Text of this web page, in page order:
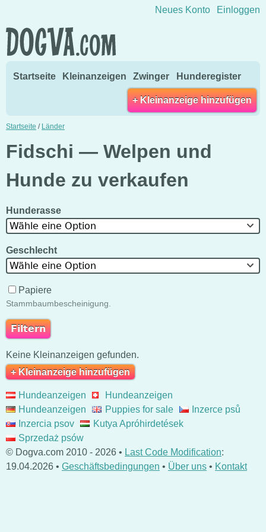
Direkt zum Inhalt wechseln
Neues Konto Einloggen
Startseite Kleinanzeigen Zwinger Hunderegister
+ Kleinanzeige hinzufügen
Startseite / Länder
Fidschi — Welpen und
Hunde zu verkaufen
Hunderasse
Wähle eine Option
Geschlecht
Wähle eine Option
Papiere
Stammbaumbescheinigung.
Keine Kleinanzeigen gefunden.
+ Kleinanzeige hinzufügen
Hundeanzeigen
Hundeanzeigen
Hundeanzeigen
Puppies for sale
Inzerce psů
Inzercia psov
Kutya Apróhirdetések
Sprzedaż psów
© Dogva.com 2010 - 2026 • Last Code Modification:
19.04.2026 • Geschäftsbedingungen • Über uns • Kontakt